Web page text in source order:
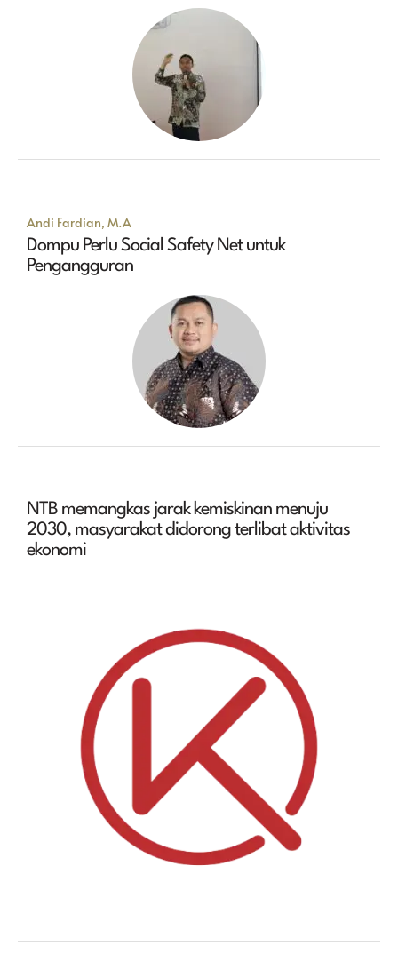
Andi Fardian, M.A
Dompu Perlu Social Safety Net untuk
Pengangguran
NTB memangkas jarak kemiskinan menuju
2030, masyarakat didorong terlibat aktivitas
ekonomi